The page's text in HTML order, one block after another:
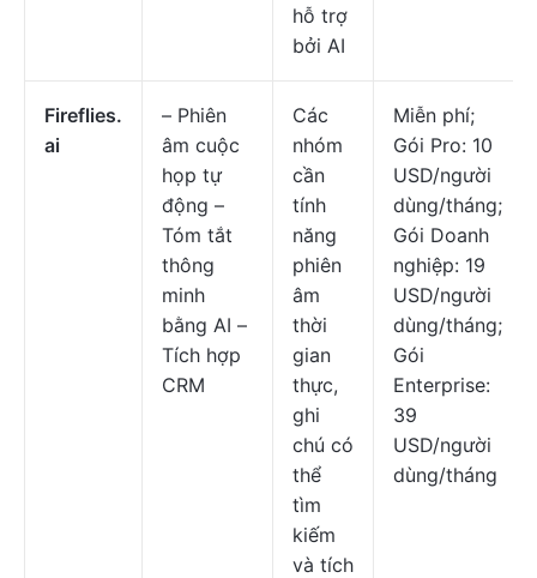
hỗ trợ
bởi AI
Fireflies.
ai
– Phiên
âm cuộc
họp tự
động –
Tóm tắt
thông
minh
bằng AI –
Tích hợp
CRM
Các
nhóm
cần
tính
năng
phiên
âm
thời
gian
thực,
ghi
chú có
thể
tìm
kiếm
và tích
Miễn phí;
Gói Pro: 10
USD/người
dùng/tháng;
Gói Doanh
nghiệp: 19
USD/người
dùng/tháng;
Gói
Enterprise:
39
USD/người
dùng/tháng